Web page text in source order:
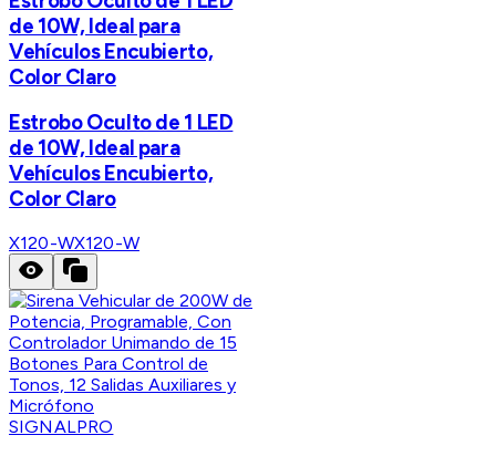
de 10W, Ideal para
Vehículos Encubierto,
Color Claro
Estrobo Oculto de 1 LED
de 10W, Ideal para
Vehículos Encubierto,
Color Claro
X120-WX120-W
SIGNALPRO